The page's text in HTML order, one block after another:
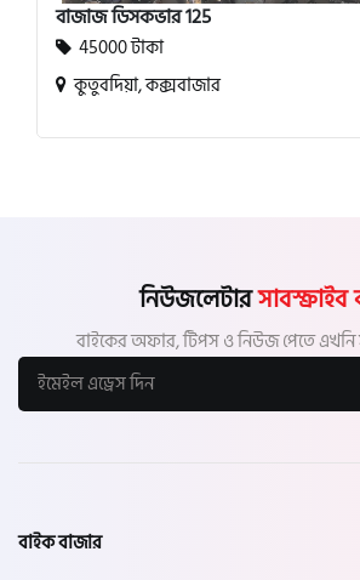
বাজাজ ডিসকভার 125
45000 টাকা
কুতুবদিয়া, কক্সবাজার
নিউজলেটার
বাইকের অফার, টিপস ও নিউজ পেতে এখনি
বাইক বাজার